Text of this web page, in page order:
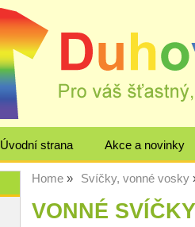
Úvodní strana Akce a novinky
Home Svíčky, vonné vosky
VONNÉ